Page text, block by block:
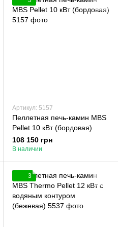
Артикул: 5157
Пеллетная печь-камин MBS
Pellet 10 кВт (бордовая)
108 150 грн
В наличии
3